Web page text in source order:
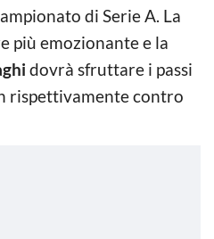
di Serie A. La
più emozionante e la
dovrà sfruttare i passi
rispettivamente contro